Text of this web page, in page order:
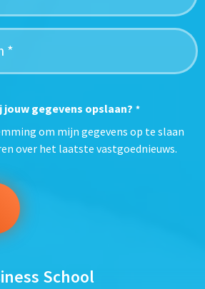
jouw gegevens opslaan? *
om mijn gegevens op te slaan
over het laatste vastgoednieuws.
School